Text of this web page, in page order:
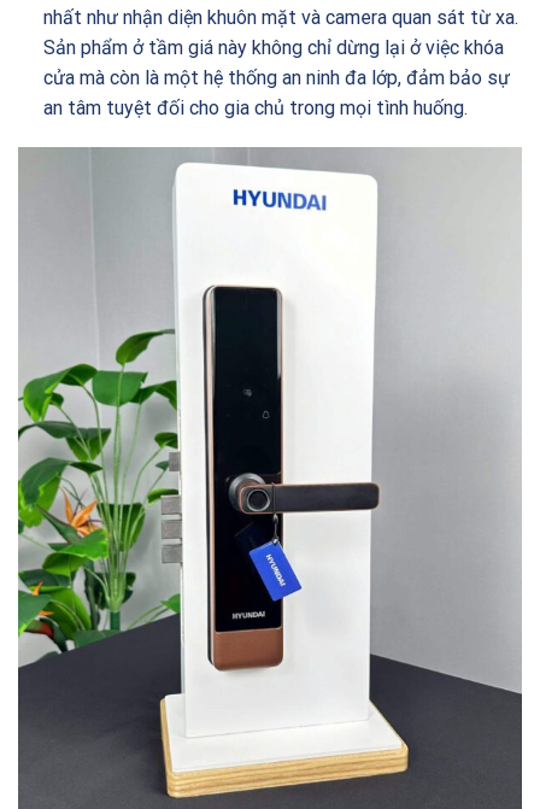
nhất như nhận diện khuôn mặt và camera quan sát từ xa.
Sản phẩm ở tầm giá này không chỉ dừng lại ở việc khóa
cửa mà còn là một hệ thống an ninh đa lớp, đảm bảo sự
an tâm tuyệt đối cho gia chủ trong mọi tình huống.